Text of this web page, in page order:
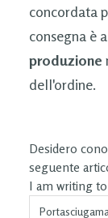
concordata
consegna è
produzione
dell'ordine.
Desidero
seguente
I am writing